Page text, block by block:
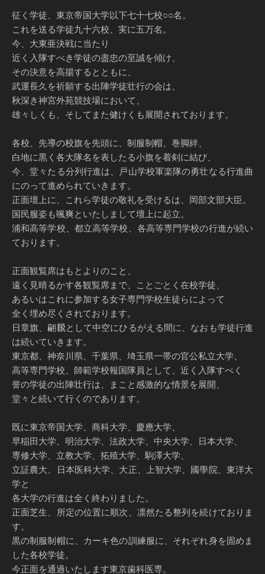
征く学徒、東京帝国大学以下七十七校○○名。
これを送る学徒九十六校、実に五万名。
今、大東亜決戦に当たり
近く入隊すべき学徒の盡忠の至誠を傾け、
その決意を高揚するとともに、
武運長久を祈願する出陣学徒壮行の会は、
秋深き神宮外苑競技場において、
雄々しくも、そしてまた健けくも展開されております。
各校、先導の校旗を先頭に、制服制帽、巻脚絆、
白地に黒く各大隊名を表したる小旗を着剣に結び、
今、堂々たる分列行進は、戸山学校軍楽隊の勇壮なる行進曲
にのって進められていきます。
正面壇上に、これら学徒の敬礼を受けるは、岡部文部大臣。
国民服姿も颯爽といたしまして壇上に起立。
浦和高等学校、都立高等学校、各高等専門学校の行進が続い
ております。
正面観覧席はもとよりのこと、
遠く見晴るかす各観覧席まで、ことごとく在校学徒、
あるいはこれに参加する女子専門学校生徒らによって
全く埋め尽くされております。
日章旗、翩飜として中空にひるがえる間に、なおも学徒行進
は続いていきます。
東京都、神奈川県、千葉県、埼玉県一帯の官公私立大学、
高等専門学校、師範学校報国隊員として、近く入隊すべく
誉の学徒の出陣壮行は、まこと感激的な情景を展開、
堂々と続いて行くのであります。
既に東京帝国大学、商科大学、慶應大学、
早稲田大学、明治大学、法政大学、中央大学、日本大学、
専修大学、立教大学、拓殖大学、駒澤大学、
立証農大、日本医科大学、大正、上智大学、國學院、東洋大
学と
各大学の行進は全く終わりました。
正面芝生、所定の位置に順次、凛然たる整列を続けておりま
す。
黒の制服制帽に、カーキ色の訓練服に、それぞれ身を固めま
した各校学徒。
今正面を通過いたします東京歯科医専。